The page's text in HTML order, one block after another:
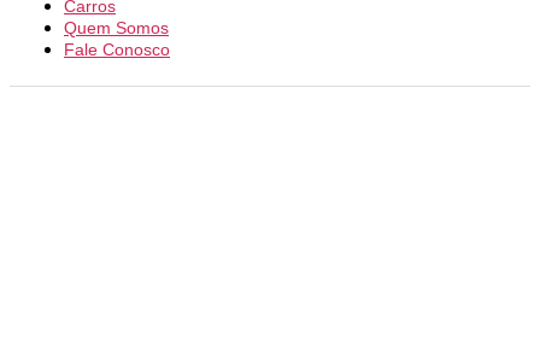
Carros
Quem Somos
Fale Conosco